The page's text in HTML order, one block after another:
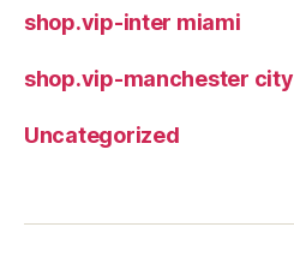
shop.vip-inter miami
shop.vip-manchester city
Uncategorized